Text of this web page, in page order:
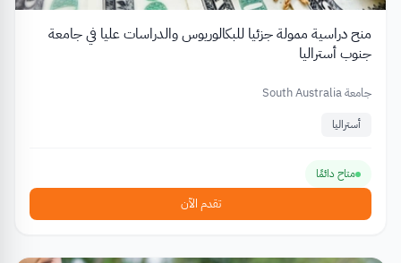
منح دراسية ممولة جزئيا للبكالوريوس والدراسات عليا في جامعة
جنوب أستراليا
جامعة South Australia
أستراليا
متاح دائمًا
تقدم الآن